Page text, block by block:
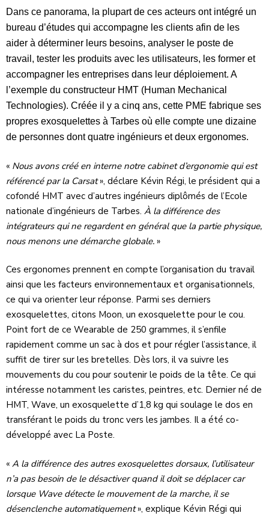
Dans ce panorama, la plupart de ces acteurs ont intégré un
bureau d’études qui accompagne les clients afin de les
aider à déterminer leurs besoins, analyser le poste de
travail, tester les produits avec les utilisateurs, les former et
accompagner les entreprises dans leur déploiement. A
l’exemple du constructeur HMT (Human Mechanical
Technologies). Créée il y a cinq ans, cette PME fabrique ses
propres exosquelettes à Tarbes où elle compte une dizaine
de personnes dont quatre ingénieurs et deux ergonomes.
« Nous avons créé en interne notre cabinet d’ergonomie qui est
référencé par la Carsat», déclare Kévin Régi, le président qui a
cofondé HMT avec d’autres ingénieurs diplômés de l’Ecole
nationale d’ingénieurs de Tarbes. À la différence des
intégrateurs qui ne regardent en général que la partie physique,
nous menons une démarche globale. »
Ces ergonomes prennent en compte l’organisation du travail
ainsi que les facteurs environnementaux et organisationnels,
ce qui va orienter leur réponse. Parmi ses derniers
exosquelettes, citons Moon, un exosquelette pour le cou.
Point fort de ce Wearable de 250 grammes, il s’enfile
rapidement comme un sac à dos et pour régler l’assistance, il
suffit de tirer sur les bretelles. Dès lors, il va suivre les
mouvements du cou pour soutenir le poids de la tête. Ce qui
intéresse notamment les caristes, peintres, etc. Dernier né de
HMT, Wave, un exosquelette d’1,8 kg qui soulage le dos en
transférant le poids du tronc vers les jambes. Il a été co-
développé avec La Poste.
« A la différence des autres exosquelettes dorsaux, l’utilisateur
n’a pas besoin de le désactiver quand il doit se déplacer car
lorsque Wave détecte le mouvement de la marche, il se
désenclenche automatiquement», explique Kévin Régi qui